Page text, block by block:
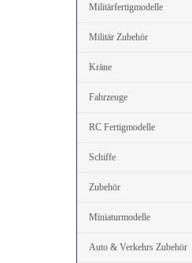
Militärfertigmodelle
Militär Zubehör
Kräne
Fahrzeuge
RC Fertigmodelle
Schiffe
Zubehör
Miniaturmodelle
Auto & Verkehrs Zubehör